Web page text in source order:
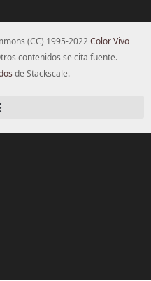
(CC) 1995-2022Color Vivo
contenidos se cita fuente.
de Stackscale.